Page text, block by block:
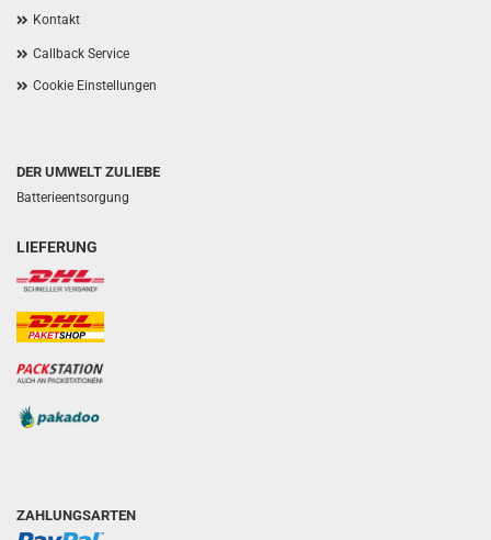
Kontakt
Callback Service
Cookie Einstellungen
DER UMWELT ZULIEBE
Batterieentsorgung
LIEFERUNG
ZAHLUNGSARTEN